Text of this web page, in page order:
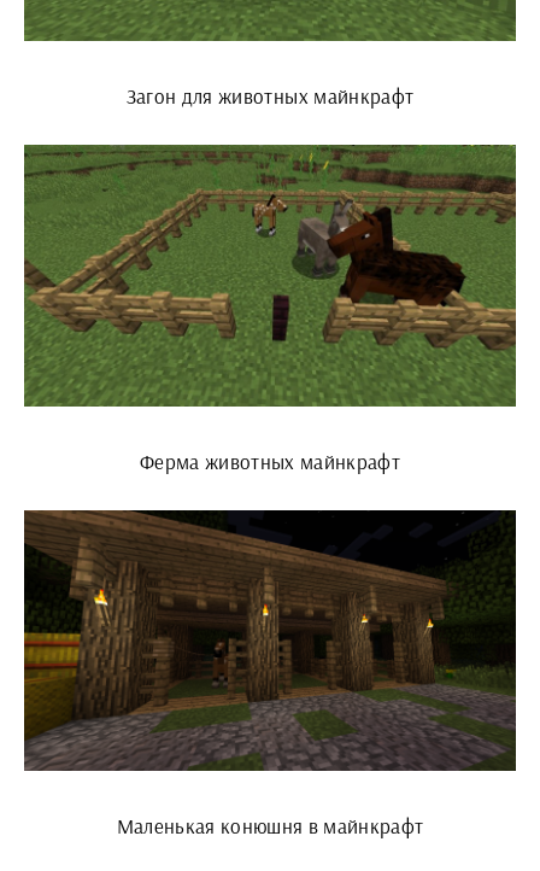
Загон для животных майнкрафт
Ферма животных майнкрафт
Маленькая конюшня в майнкрафт